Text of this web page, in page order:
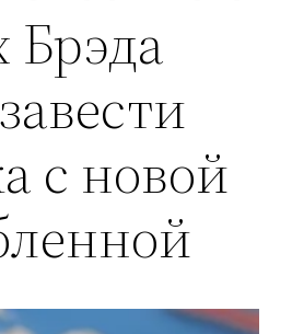
Брэда
с новой